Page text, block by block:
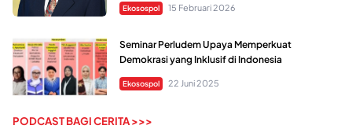
Ekosospol 15 Februari 2026
Seminar Perludem Upaya Memperkuat
Demokrasi yang Inklusif di Indonesia
Ekosospol 22 Juni 2025
PODCAST BAGI CERITA >>>